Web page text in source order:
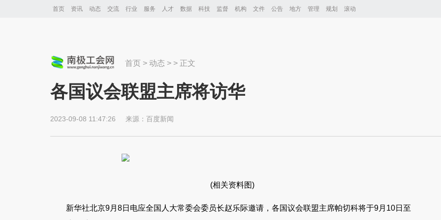
首页 资讯 动态 交流 行业 服务 人才 数据 科技 监督 机构 文件 公告 地方 管理 规划 滚动
首页 > 动态 > > 正文
各国议会联盟主席将访华
2023-09-08 11:47:26 来源： 百度新闻
(相关资料图)
新华社北京9月8日电应全国人大常委会委员长赵乐际邀请，各国议会联盟主席帕切科将于9月10日至